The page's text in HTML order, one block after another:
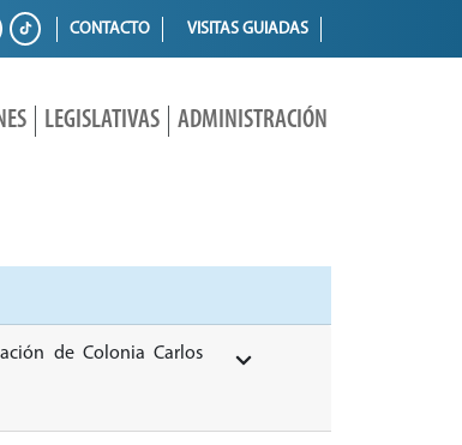
CONTACTO VISITAS GUIADAS
LEGISLATIVAS ADMINISTRACIÓN
de Colonia Carlos